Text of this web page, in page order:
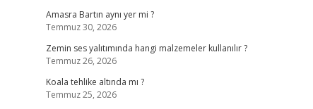
Amasra Bartın aynı yer mi ?
Temmuz 30, 2026
Zemin ses yalıtımında hangi malzemeler kullanılır ?
Temmuz 26, 2026
Koala tehlike altında mı ?
Temmuz 25, 2026